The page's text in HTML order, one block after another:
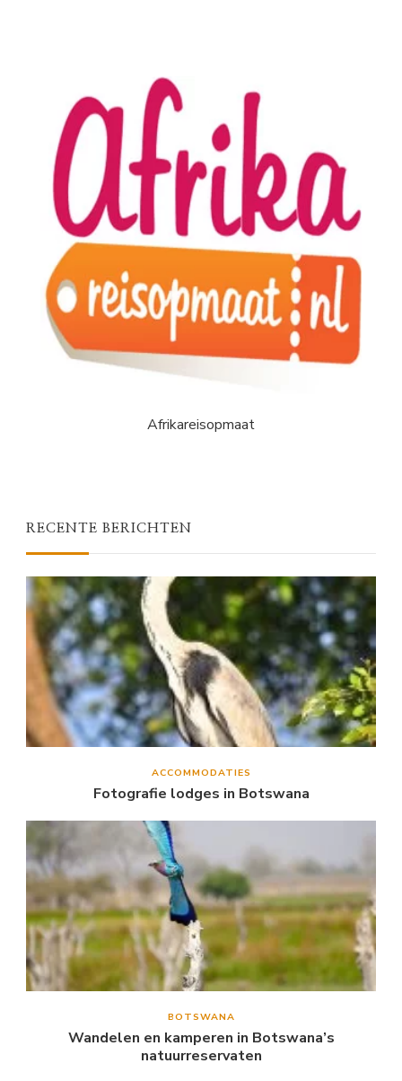
Afrikareisopmaat
RECENTE BERICHTEN
ACCOMMODATIES
Fotografie lodges in Botswana
BOTSWANA
Wandelen en kamperen in Botswana’s
natuurreservaten